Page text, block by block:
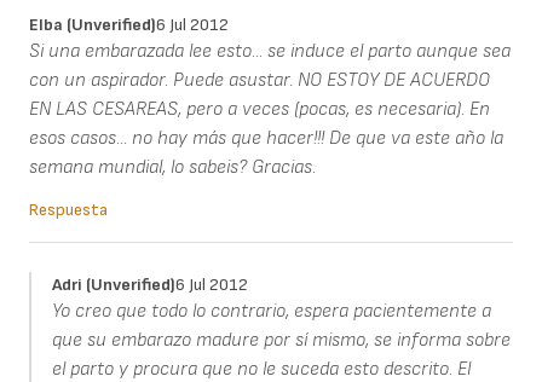
Elba (unverified)6 Jul 2012
Si una embarazada lee esto... se induce el parto aunque sea
con un aspirador. Puede asustar. NO ESTOY DE ACUERDO
EN LAS CESAREAS, pero a veces (pocas, es necesaria). En
esos casos... no hay más que hacer!!! De que va este año la
semana mundial, lo sabeis? Gracias.
Respuesta
Adri (unverified)6 Jul 2012
Yo creo que todo lo contrario, espera pacientemente a
que su embarazo madure por sí mismo, se informa sobre
el parto y procura que no le suceda esto descrito. El